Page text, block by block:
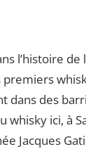
l’histoire
dans des
whisky ici, à
Jacques